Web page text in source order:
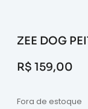
ZEE DOG
R$ 159,00
Fora de estoque